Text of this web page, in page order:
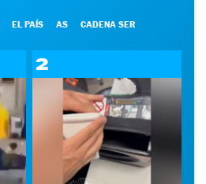
EL PAÍS AS CADENA SER
2